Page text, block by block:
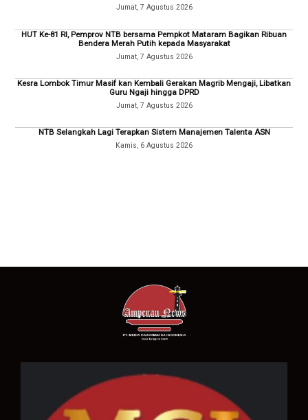
Jumat, 7 Agustus 2026
HUT Ke-81 RI, Pemprov NTB bersama Pempkot Mataram Bagikan Ribuan
Bendera Merah Putih kepada Masyarakat
Jumat, 7 Agustus 2026
Kesra Lombok Timur Masif kan Kembali Gerakan Magrib Mengaji, Libatkan
Guru Ngaji hingga DPRD
Jumat, 7 Agustus 2026
NTB Selangkah Lagi Terapkan Sistem Manajemen Talenta ASN
Kamis, 6 Agustus 2026